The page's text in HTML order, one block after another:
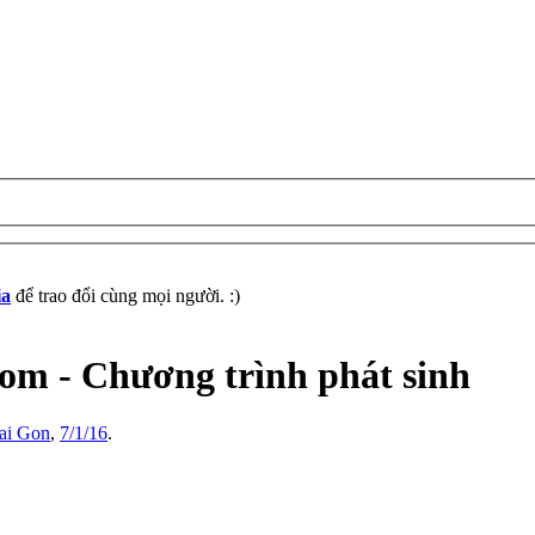
để trao đổi cùng mọi người. :)
- Chương trình phát sinh
Gon, 7/1/16.